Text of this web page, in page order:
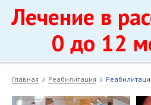
Лечение в
0 до 12
Главная Реабилитация